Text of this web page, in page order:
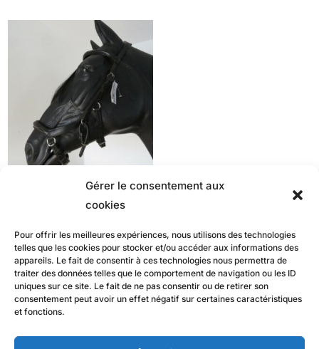
Gérer le consentement aux
cookies
Pour offrir les meilleures expériences, nous utilisons des technologies
telles que les cookies pour stocker et/ou accéder aux informations des
appareils. Le fait de consentir à ces technologies nous permettra de
traiter des données telles que le comportement de navigation ou les ID
uniques sur ce site. Le fait de ne pas consentir ou de retirer son
consentement peut avoir un effet négatif sur certaines caractéristiques
et fonctions.
Bridon Micklem
Deluxe HORSEWARE
99,00€